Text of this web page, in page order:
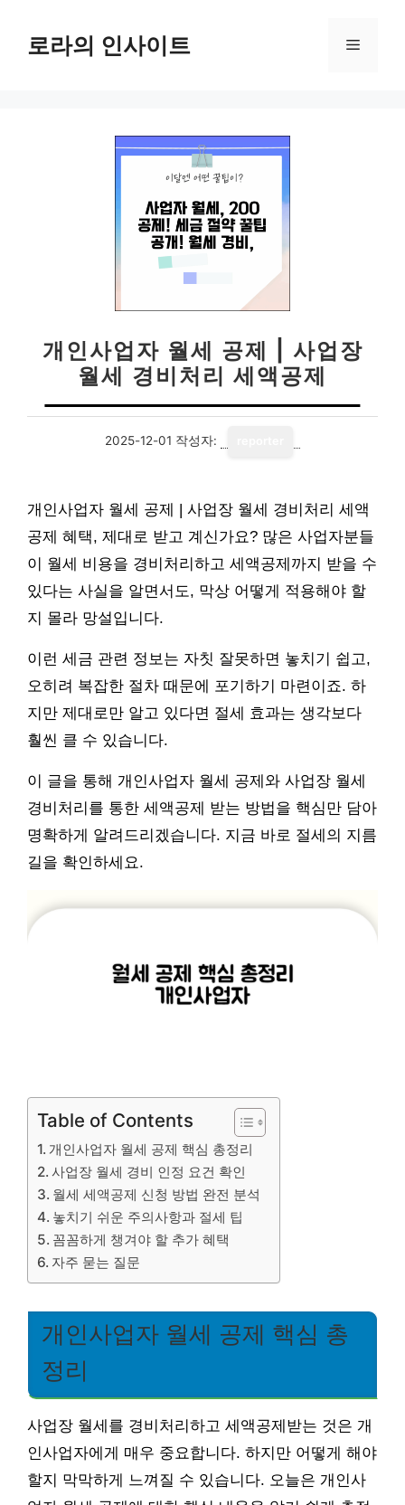
로라의 인사이트 메
개인사업자 월세 공제 | 사업장
월세 경비처리 세액공제
2025-12-01 작성자:
개인사업자 월세 공제 | 사업장 월세 경비처리 세액
공제 혜택, 제대로 받고 계신가요? 많은 사업자분들
이 월세 비용을 경비처리하고 세액공제까지 받을 수
있다는 사실을 알면서도, 막상 어떻게 적용해야 할
지 몰라 망설입니다.
이런 세금 관련 정보는 자칫 잘못하면 놓치기 쉽고,
오히려 복잡한 절차 때문에 포기하기 마련이죠. 하
지만 제대로만 알고 있다면 절세 효과는 생각보다
훨씬 클 수 있습니다.
이 글을 통해 개인사업자 월세 공제와 사업장 월세
경비처리를 통한 세액공제 받는 방법을 핵심만 담아
명확하게 알려드리겠습니다. 지금 바로 절세의 지름
길을 확인하세요.
Table of Contents
개인사업자 월세 공제 핵심 총정리
사업장 월세 경비 인정 요건 확인
월세 세액공제 신청 방법 완전 분석
놓치기 쉬운 주의사항과 절세 팁
꼼꼼하게 챙겨야 할 추가 혜택
자주 묻는 질문
개인사업자 월세 공제 핵심 총
정리
사업장 월세를 경비처리하고 세액공제받는 것은 개
인사업자에게 매우 중요합니다. 하지만 어떻게 해야
할지 막막하게 느껴질 수 있습니다. 오늘은 개인사